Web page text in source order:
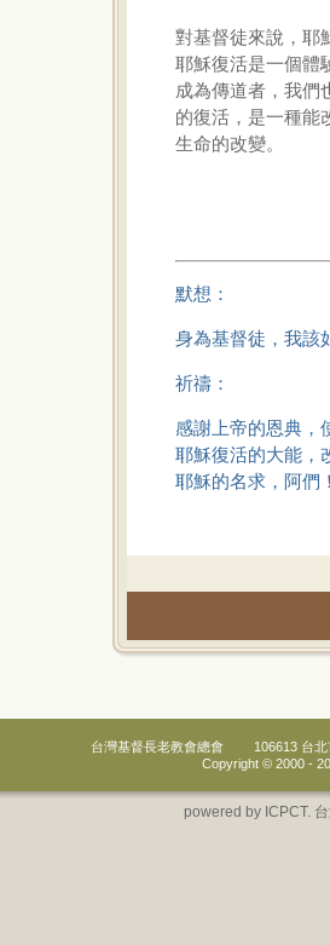
對基督徒來說，耶
耶穌復活是一個體
成為傳道者，我們
的復活，是一種能
生命的改變。
默想：
身為基督徒，我該
祈禱：
感謝上帝的恩典，
耶穌復活的大能，
耶穌的名求，阿們
台灣基督長老教會總會
106613 台
Copyright © 2000 -
powered by ICPCT.